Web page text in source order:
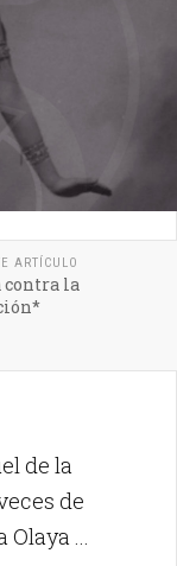
ARTÍCULO
contra la
de la
de
...